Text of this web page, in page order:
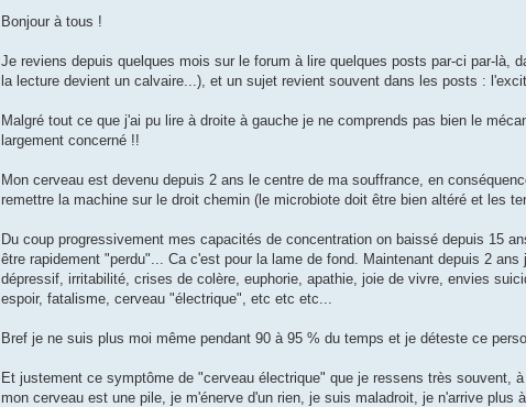
Bonjour à tous !
Je reviens depuis quelques mois sur le forum à lire quelques posts par-ci par-
la lecture devient un calvaire...), et un sujet revient souvent dans les posts :
Malgré tout ce que j'ai pu lire à droite à gauche je ne comprends pas bien le
largement concerné !!
Mon cerveau est devenu depuis 2 ans le centre de ma souffrance, en
remettre la machine sur le droit chemin (le microbiote doit être bien altéré et les
Du coup progressivement mes capacités de concentration on baissé depuis 15
être rapidement "perdu"... Ca c'est pour la lame de fond. Maintenant depuis 2
dépressif, irritabilité, crises de colère, euphorie, apathie, joie de vivre, envies
espoir, fatalisme, cerveau "électrique", etc etc etc...
Bref je ne suis plus moi même pendant 90 à 95 % du temps et je déteste ce
Et justement ce symptôme de "cerveau électrique" que je ressens très
mon cerveau est une pile, je m'énerve d'un rien, je suis maladroit, je n'arrive